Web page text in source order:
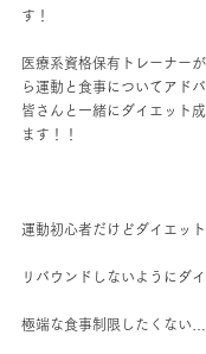
す！
医療系資格保有トレーナー
ら運動と食事についてアド
皆さんと一緒にダイエット
ます！！
運動初心者だけどダイエッ
リバウンドしないようにダ
極端な食事制限したくない…